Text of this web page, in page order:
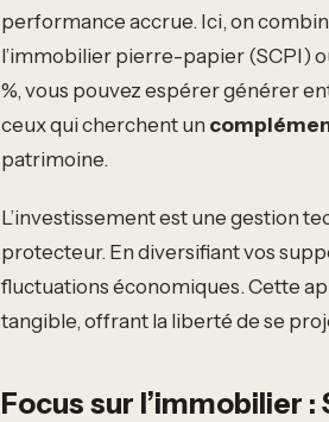
performance accrue. Ici, on
l’immobilier pierre-papier (SCPI)
%, vous pouvez espérer générer
ceux qui cherchent un
patrimoine.
L’investissement est une gestion
protecteur. En diversifiant vos
fluctuations économiques. Cette
tangible, offrant la liberté de se
Focus sur l’immobilier